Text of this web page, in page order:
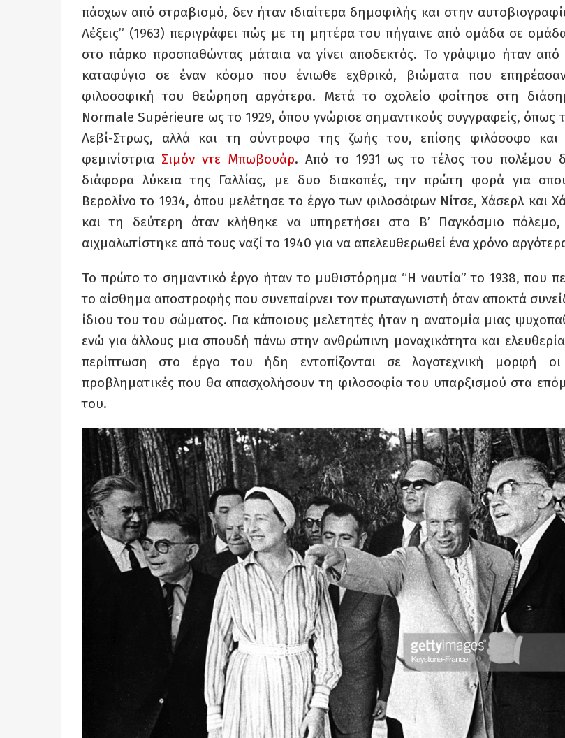
πάσχων από στραβισμό, δεν ήταν ιδιαίτερα δημοφιλής και στην
Λέξεις” (1963) περιγράφει πώς με τη μητέρα του πήγαινε από ομάδα σε
στο πάρκο προσπαθώντας μάταια να γίνει αποδεκτός. Το γράψιμο ήταν από
καταφύγιο σε έναν κόσμο που ένιωθε εχθρικό, βιώματα που
φιλοσοφική του θεώρηση αργότερα. Μετά το σχολείο φοίτησε στη
Normale Supérieure ως το 1929, όπου γνώρισε σημαντικούς συγγραφείς, όπως
Λεβί-Στρως, αλλά και τη σύντροφο της ζωής του, επίσης φιλόσοφο και
φεμινίστρια Σιμόν ντε Μπωβουάρ. Από το 1931 ως το τέλος του πολέμου
διάφορα λύκεια της Γαλλίας, με δυο διακοπές, την πρώτη φορά για
Βερολίνο το 1934, όπου μελέτησε το έργο των φιλοσόφων Νίτσε, Χάσερλ και
και τη δεύτερη όταν κλήθηκε να υπηρετήσει στο Β’ Παγκόσμιο
αιχμαλωτίστηκε από τους ναζί το 1940 για να απελευθερωθεί ένα χρόνο
To πρώτο το σημαντικό έργο ήταν το μυθιστόρημα “Η ναυτία” το 1938, που
το αίσθημα αποστροφής που συνεπαίρνει τον πρωταγωνιστή όταν αποκτά
ίδιου του του σώματος. Για κάποιους μελετητές ήταν η ανατομία μιας
ενώ για άλλους μια σπουδή πάνω στην ανθρώπινη μοναχικότητα και
περίπτωση στο έργο του ήδη εντοπίζονται σε λογοτεχνική μορφή οι
προβληματικές που θα απασχολήσουν τη φιλοσοφία του υπαρξισμού στα
του.